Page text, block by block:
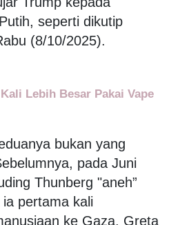
seperti dikutip
(8/10/2025).
Lebih Besar Pakai Vape
bukan yang
pada Juni
Thunberg "aneh”
ia pertama kali
ke Gaza. Greta